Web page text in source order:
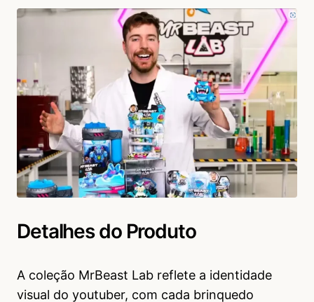
Detalhes do Produto
A coleção MrBeast Lab reflete a identidade
visual do youtuber, com cada brinquedo